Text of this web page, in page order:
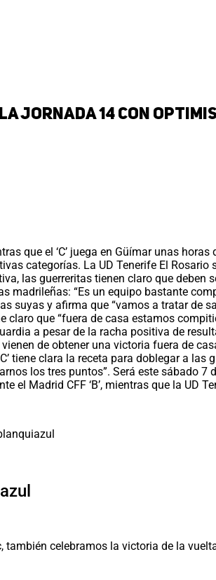
jornada 14 con
que el ‘C’ juega en Güímar unas
categorías. La UD Tenerife El
las guerreritas tienen claro que
madrileñas: “Es un equipo bastante
suyas y afirma que “vamos a tratar
que “fuera de casa estamos
a pesar de la racha positiva de
de obtener una victoria fuera de
tiene clara la receta para doblegar a
los tres puntos”. Será este sábado
el Madrid CFF ‘B’, mientras que la